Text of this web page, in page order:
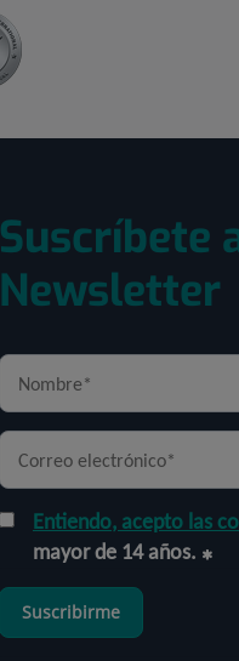
Suscríbete
Newsletter
Entiendo, acepto las
mayor de 14 años.
Suscribirme